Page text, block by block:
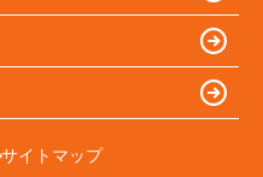
サイトマップ